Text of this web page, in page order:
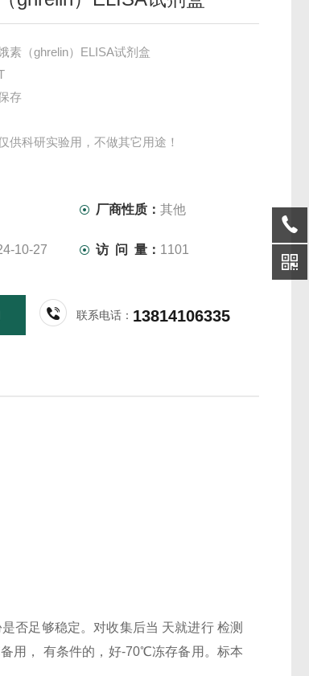
素（ghrelin）ELISA试剂盒
存
供科研实验用，不做其它用途！
厂商性质：其他
10-27 访 问 量： 1101
联系电话： 13814106335
否足够稳定。对收集后当 天就进行 检测
用， 有条件的，好-70℃冻存备用。标本